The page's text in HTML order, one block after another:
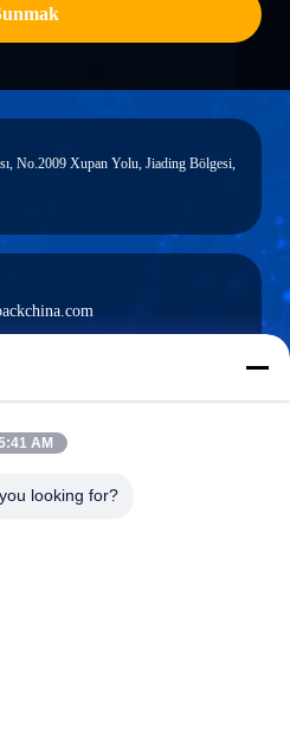
No.2009 Xupan Yolu, Jiading Bölgesi,
AM
looking for?